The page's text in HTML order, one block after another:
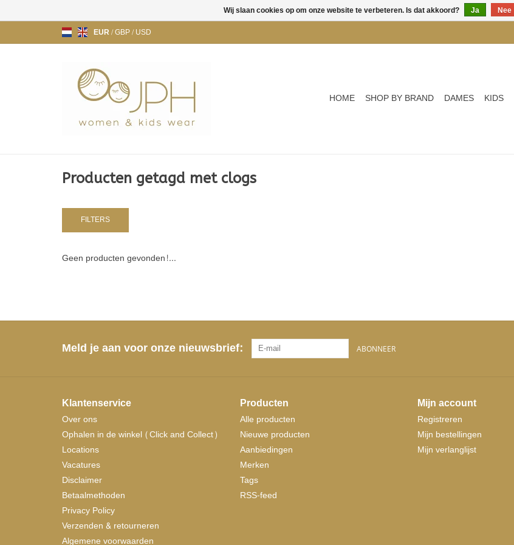
EUR/GBP/USD
HOME SHOP BY BRAND DAMES KIDS
Producten getagd met clogs
FILTERS
Geen producten gevonden!...
Meld je aan voor onze nieuwsbrief: ABONNEER
Klantenservice
Over ons
Ophalen in de winkel (Click and Collect)
Locations
Vacatures
Disclaimer
Betaalmethoden
Privacy Policy
Verzenden & retourneren
Algemene voorwaarden
Producten
Alle producten
Nieuwe producten
Aanbiedingen
Merken
Tags
RSS-feed
Mijn account
Registreren
Mijn bestellingen
Mijn verlanglijst
Wij slaan cookies op om onze website te verbeteren. Is dat akkoord? Ja Nee